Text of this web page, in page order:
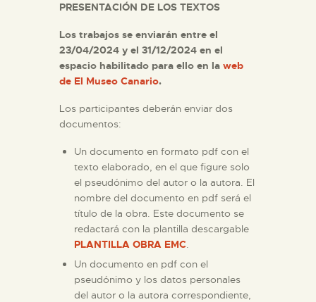
PRESENTACIÓN DE LOS TEXTOS
Los trabajos se enviarán entre el
23/04/2024 y el 31/12/2024 en el
espacio habilitado para ello en la web
de El Museo Canario.
Los participantes deberán enviar dos
documentos:
Un documento en formato pdf con el
texto elaborado, en el que figure solo
el pseudónimo del autor o la autora. El
nombre del documento en pdf será el
título de la obra. Este documento se
redactará con la plantilla descargable
PLANTILLA OBRA EMC.
Un documento en pdf con el
pseudónimo y los datos personales
del autor o la autora correspondiente,